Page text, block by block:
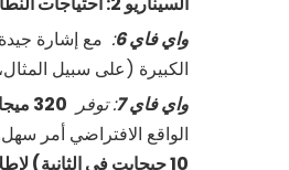
واي فاي6
:
الكبيرة (على سبيل
واي فاي7 : توفر 320 ميجاهرتز
الواقع الافتراضي أمر
10 جيجابت في الثانية) لإطلاق العنان لإمكاناته الكاملة.